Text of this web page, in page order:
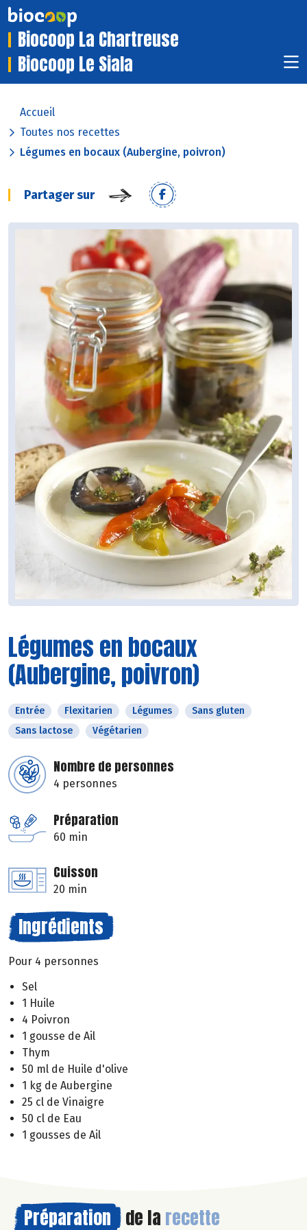
Biocoop La Chartreuse
Biocoop Le Siala
Accueil
Toutes nos recettes
Légumes en bocaux (Aubergine, poivron)
Partager sur
Légumes en bocaux
(Aubergine, poivron)
Entrée Flexitarien Légumes
Sans gluten
Sans lactose
Végétarien
Nombre de personnes
4 personnes
Préparation
60 min
Cuisson
20 min
Ingrédients
Pour 4 personnes
Sel
1 Huile
4 Poivron
1 gousse de Ail
Thym
50 ml de Huile d'olive
1 kg de Aubergine
25 cl de Vinaigre
50 cl de Eau
1 gousses de Ail
Préparation de la recette